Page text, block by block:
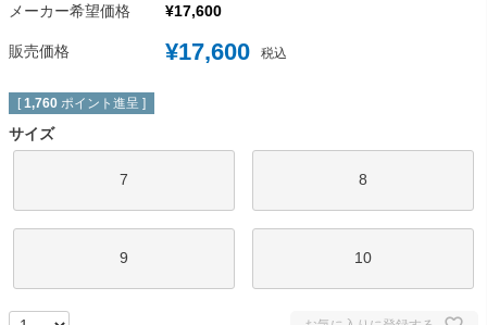
メーカー希望価格 ¥17,600
販売価格 ¥17,600 税込
[ 1,760 ポイント進呈 ]
サイズ
7 8
9 10